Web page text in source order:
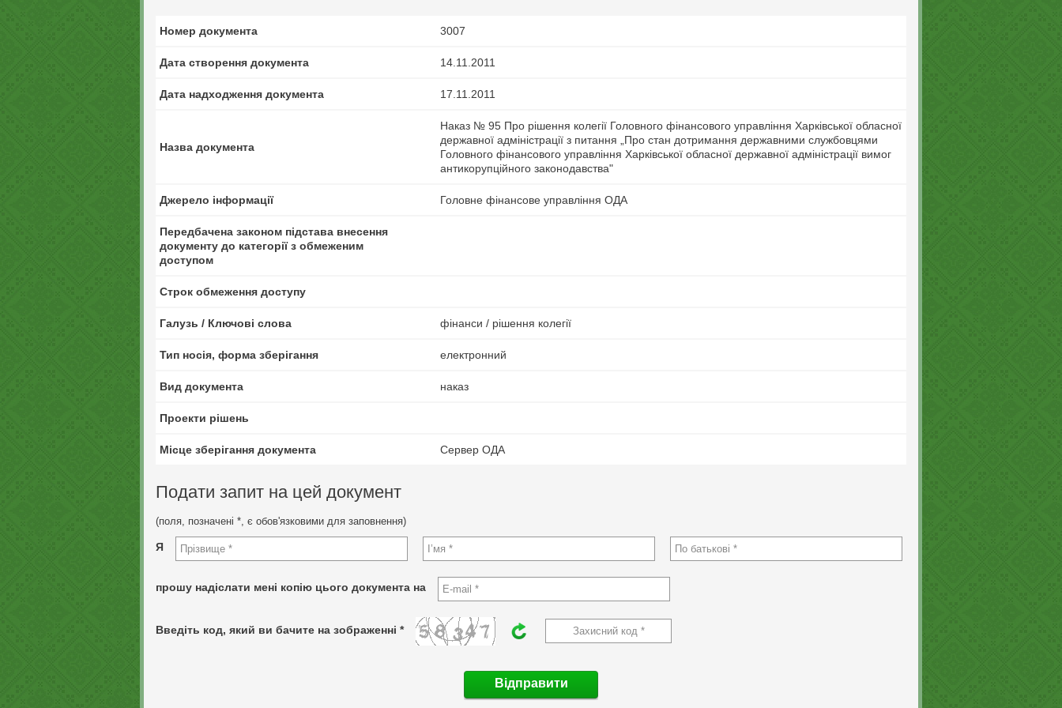
Номер документа 3007
Дата створення документа 14.11.2011
Дата надходження документа 17.11.2011
Назва документа
Наказ № 95 Про рішення колегії Головного фінансового управління Харківської обласної
державної адміністрації з питання „Про стан дотримання державними службовцями
Головного фінансового управління Харківської обласної державної адміністрації вимог
антикорупційного законодавства"
Джерело інформації Головне фінансове управління ОДА
Передбачена законом підстава внесення
документу до категорії з обмеженим
доступом
Строк обмеження доступу
Галузь / Ключові слова фінанси / рішення колегії
Тип носія, форма зберігання електронний
Вид документа наказ
Проекти рішень
Місце зберігання документа Сервер ОДА
Подати запит на цей документ
(поля, позначені *, є обов'язковими для заповнення)
Я
прошу надіслати мені копію цього документа на
Введіть код, який ви бачите на зображенні *